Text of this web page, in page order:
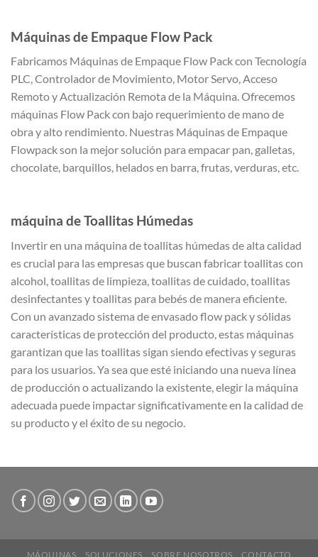
Máquinas de Empaque Flow Pack
Fabricamos Máquinas de Empaque Flow Pack con Tecnología
PLC, Controlador de Movimiento, Motor Servo, Acceso
Remoto y Actualización Remota de la Máquina. Ofrecemos
máquinas Flow Pack con bajo requerimiento de mano de
obra y alto rendimiento. Nuestras Máquinas de Empaque
Flowpack son la mejor solución para empacar pan, galletas,
chocolate, barquillos, helados en barra, frutas, verduras, etc.
máquina de Toallitas Húmedas
Invertir en una máquina de toallitas húmedas de alta calidad
es crucial para las empresas que buscan fabricar toallitas con
alcohol, toallitas de limpieza, toallitas de cuidado, toallitas
desinfectantes y toallitas para bebés de manera eficiente.
Con un avanzado sistema de envasado flow pack y sólidas
características de protección del producto, estas máquinas
garantizan que las toallitas sigan siendo efectivas y seguras
para los usuarios. Ya sea que esté iniciando una nueva línea
de producción o actualizando la existente, elegir la máquina
adecuada puede impactar significativamente en la calidad de
su producto y el éxito de su negocio.
MÁQUINAS SOLUCIONES SOBRE NOSOTROS CONTACTO